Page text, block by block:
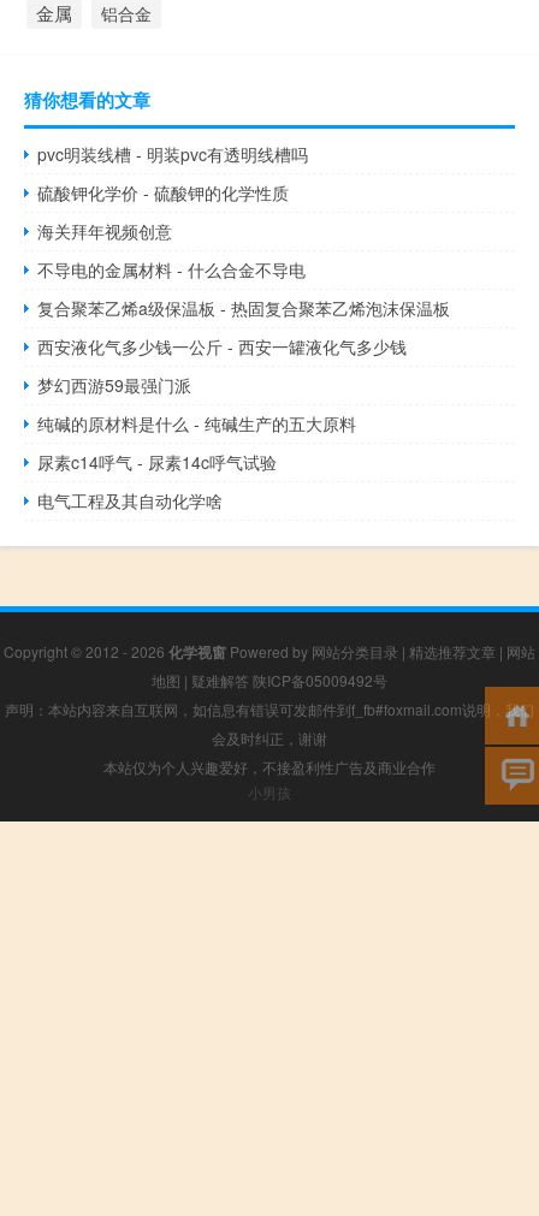
金属 铝合金
猜你想看的文章
pvc明装线槽 - 明装pvc有透明线槽吗
硫酸钾化学价 - 硫酸钾的化学性质
海关拜年视频创意
不导电的金属材料 - 什么合金不导电
复合聚苯乙烯a级保温板 - 热固复合聚苯乙烯泡沫保温板
西安液化气多少钱一公斤 - 西安一罐液化气多少钱
梦幻西游59最强门派
纯碱的原材料是什么 - 纯碱生产的五大原料
尿素c14呼气 - 尿素14c呼气试验
电气工程及其自动化学啥
Copyright © 2012 - 2026 化学视窗 Powered by 网站分类目录 | 精选推荐文章 | 网站
地图 | 疑难解答 陕ICP备05009492号
声明：本站内容来自互联网，如信息有错误可发邮件到f_fb#foxmail.com说明，我们
会及时纠正，谢谢
本站仅为个人兴趣爱好，不接盈利性广告及商业合作
小男孩